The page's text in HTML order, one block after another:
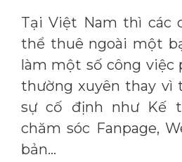
Tại Việt Nam thì các
thể thuê ngoài một
làm một số công việc
thường xuyên thay vì
sự cố định như Kế
chăm sóc Fanpage,
bản…